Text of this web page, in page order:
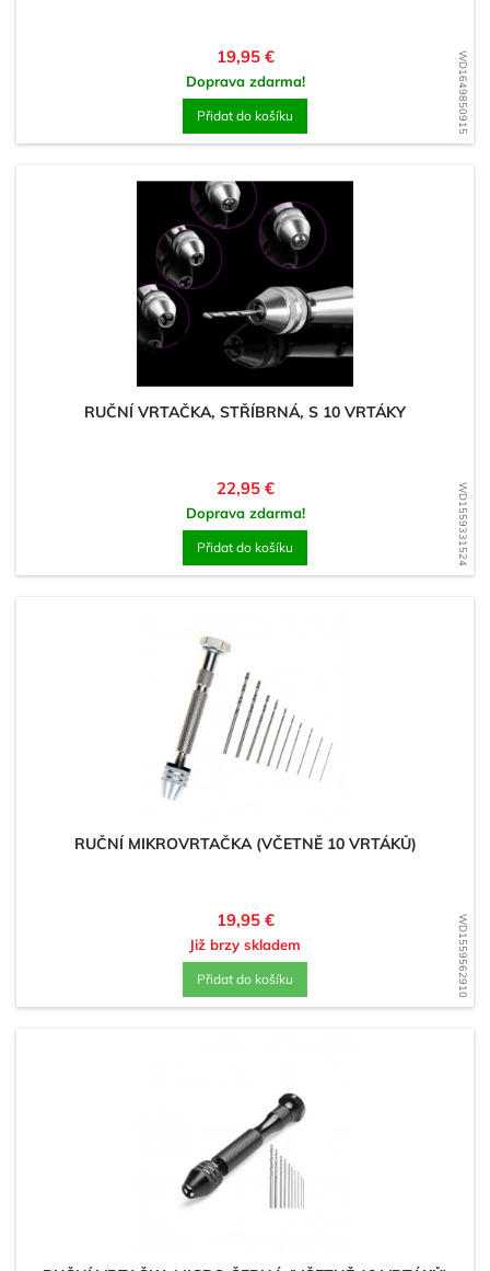
WD1649850915
Cena
19,95 €
Doprava zdarma!
Přidat do košíku
WD1559331524
RUČNÍ VRTAČKA, STŘÍBRNÁ, S 10 VRTÁKY
Cena
22,95 €
Doprava zdarma!
Přidat do košíku
WD1559562910
RUČNÍ MIKROVRTAČKA (VČETNĚ 10 VRTÁKŮ)
Cena
19,95 €
Již brzy skladem
Přidat do košíku